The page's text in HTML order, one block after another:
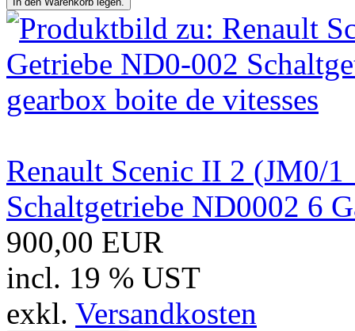
Renault Scenic II 2 (JM0/
Schaltgetriebe ND0002 6
900,00 EUR
incl. 19 % UST
exkl. Versandkosten